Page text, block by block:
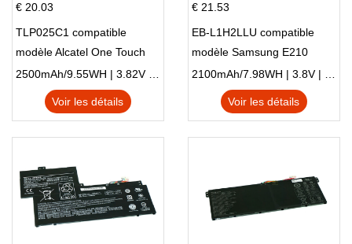
€ 20.03
TLP025C1 compatible
modèle Alcatel One Touch
Pop 4 Plus OT-5056D
2500mAh/9.55WH | 3.82V | Li-ion ...
Voir les détails
€ 21.53
EB-L1H2LLU compatible
modèle Samsung E210
E210K i939
2100mAh/7.98WH | 3.8V | Li-ion ...
Voir les détails